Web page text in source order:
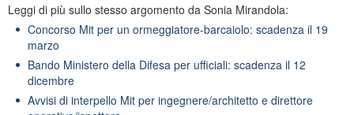
Leggi di più sullo stesso argomento da Sonia Mirandola:
Concorso Mit per un ormeggiatore-barcaiolo: scadenza il 19
marzo
Bando Ministero della Difesa per ufficiali: scadenza il 12
dicembre
Avvisi di interpello Mit per ingegnere/architetto e direttore